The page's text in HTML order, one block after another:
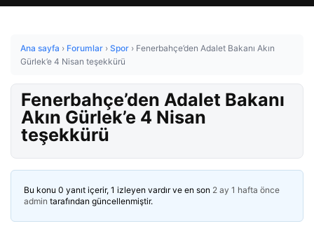
Ana sayfa › Forumlar › Spor › Fenerbahçe’den Adalet Bakanı Akın
Gürlek’e 4 Nisan teşekkürü
Fenerbahçe’den Adalet Bakanı
Akın Gürlek’e 4 Nisan
teşekkürü
Bu konu 0 yanıt içerir, 1 izleyen vardır ve en son 2 ay 1 hafta önce
admin tarafından güncellenmiştir.